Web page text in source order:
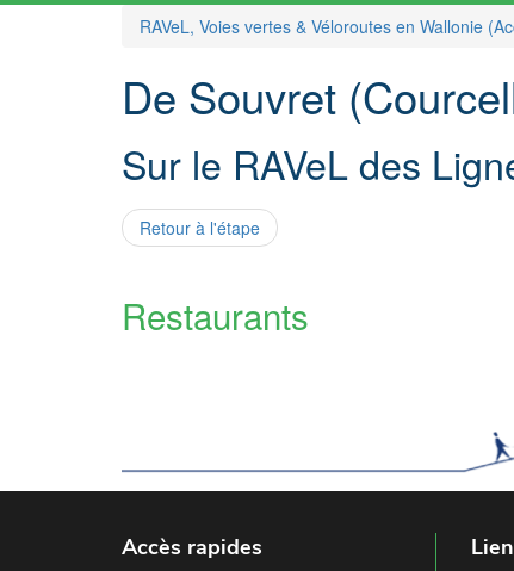
RAVeL, Voies vertes & Véloroutes en Wallonie
De Souvret
Sur le RAVeL des
Retour à l'étape
Restaurants
Accès rapides